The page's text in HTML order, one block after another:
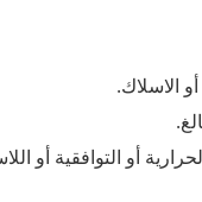
الاسلاك.
أو التوافقية أو